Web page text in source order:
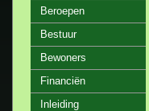
Beroepen
Bestuur
Bewoners
Financiën
Inleiding